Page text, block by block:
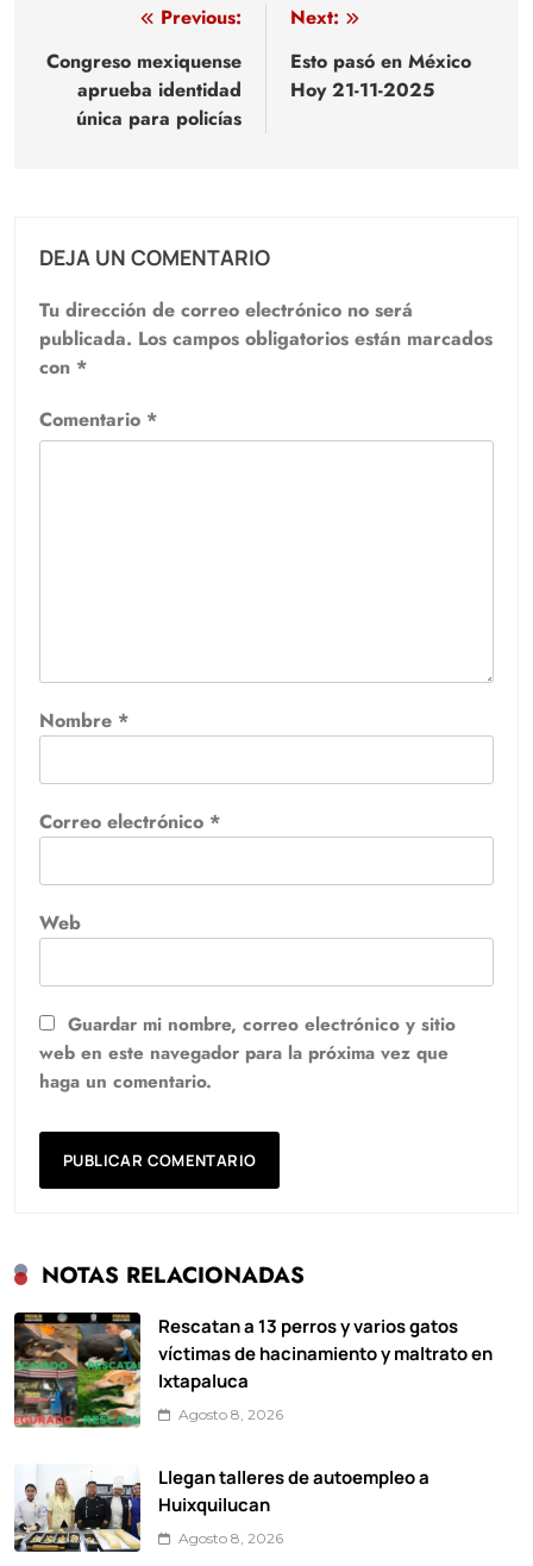
Navegación
de
entradas
Previous:
Congreso mexiquense
aprueba identidad
única para policías
Next:
Esto pasó en México
Hoy 21-11-2025
DEJA UN COMENTARIO
Tu dirección de correo electrónico no será
publicada. Los campos obligatorios están marcados
con *
Comentario *
Nombre *
Correo electrónico *
Web
Guardar mi nombre, correo electrónico y sitio
web en este navegador para la próxima vez que
haga un comentario.
NOTAS RELACIONADAS
Rescatan a 13 perros y varios gatos
víctimas de hacinamiento y maltrato en
Ixtapaluca
Agosto 8, 2026
Llegan talleres de autoempleo a
Huixquilucan
Agosto 8, 2026